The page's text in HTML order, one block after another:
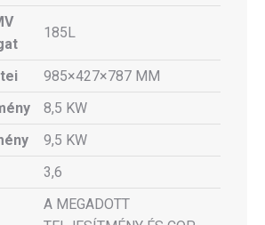
185L
985×427×787 MM
8,5 KW
9,5 KW
3,6
A MEGADOTT